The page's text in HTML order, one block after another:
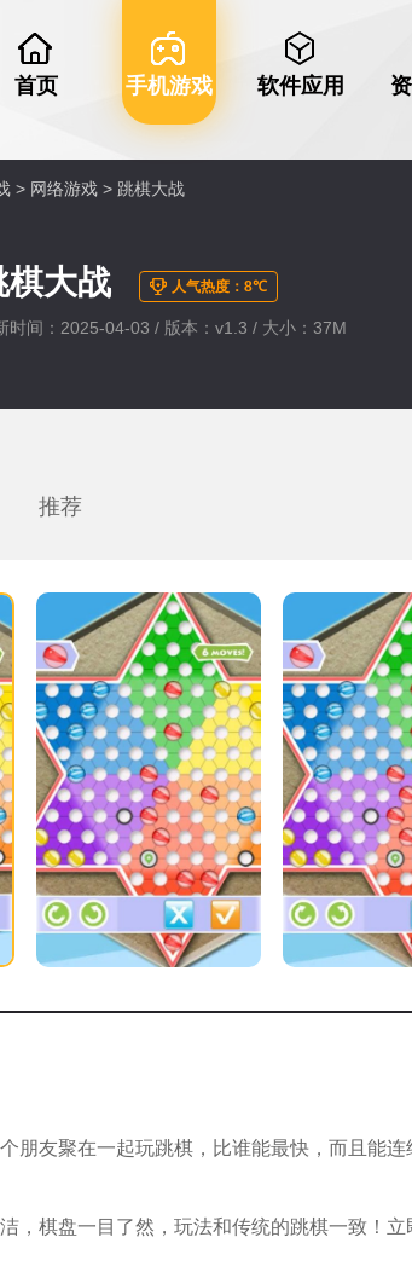
首页 手机游戏 软件应用
> 网络游戏 > 跳棋大战
棋大战 人气热度：8℃
时间：2025-04-03 / 版本：v1.3 / 大小：37M
推荐
友聚在一起玩跳棋，比谁能最快，而且能连
棋盘一目了然，玩法和传统的跳棋一致！立